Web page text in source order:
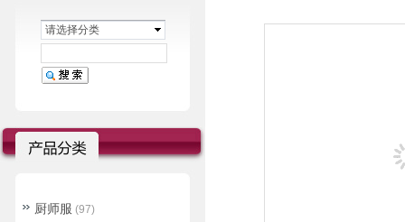
请选择分类
厨师服 (97)